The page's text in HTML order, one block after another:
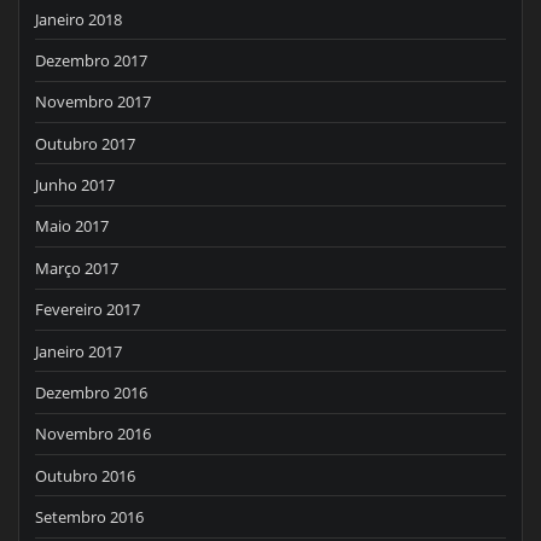
Janeiro 2018
Dezembro 2017
Novembro 2017
Outubro 2017
Junho 2017
Maio 2017
Março 2017
Fevereiro 2017
Janeiro 2017
Dezembro 2016
Novembro 2016
Outubro 2016
Setembro 2016